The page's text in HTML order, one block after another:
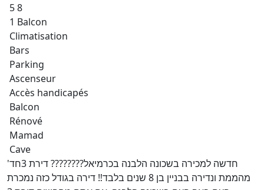
5 8
1 Balcon
Climatisation
Bars
Parking
Ascenseur
Accès handicapés
Balcon
Rénové
Mamad
Cave
חדשה למכירה בשכונה הלבנה בכרמיאל???????? דירת 3חד'
מהממת ונדירה בבניין בן 8 שנים בלבד‼️ דירה בגודל כזה נמכרת